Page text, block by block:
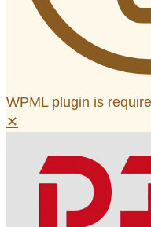
WPML plugin is
✕